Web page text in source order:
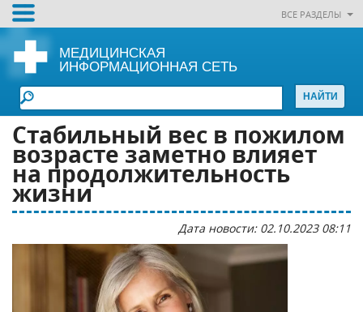
ВСЕ РАЗДЕЛЫ
МЕДИЦИНСКАЯ
ИНФОРМАЦИОННАЯ СЕТЬ
Стабильный вес в пожилом
возрасте заметно влияет
на продолжительность
жизни
Дата новости: 02.10.2023 08:11